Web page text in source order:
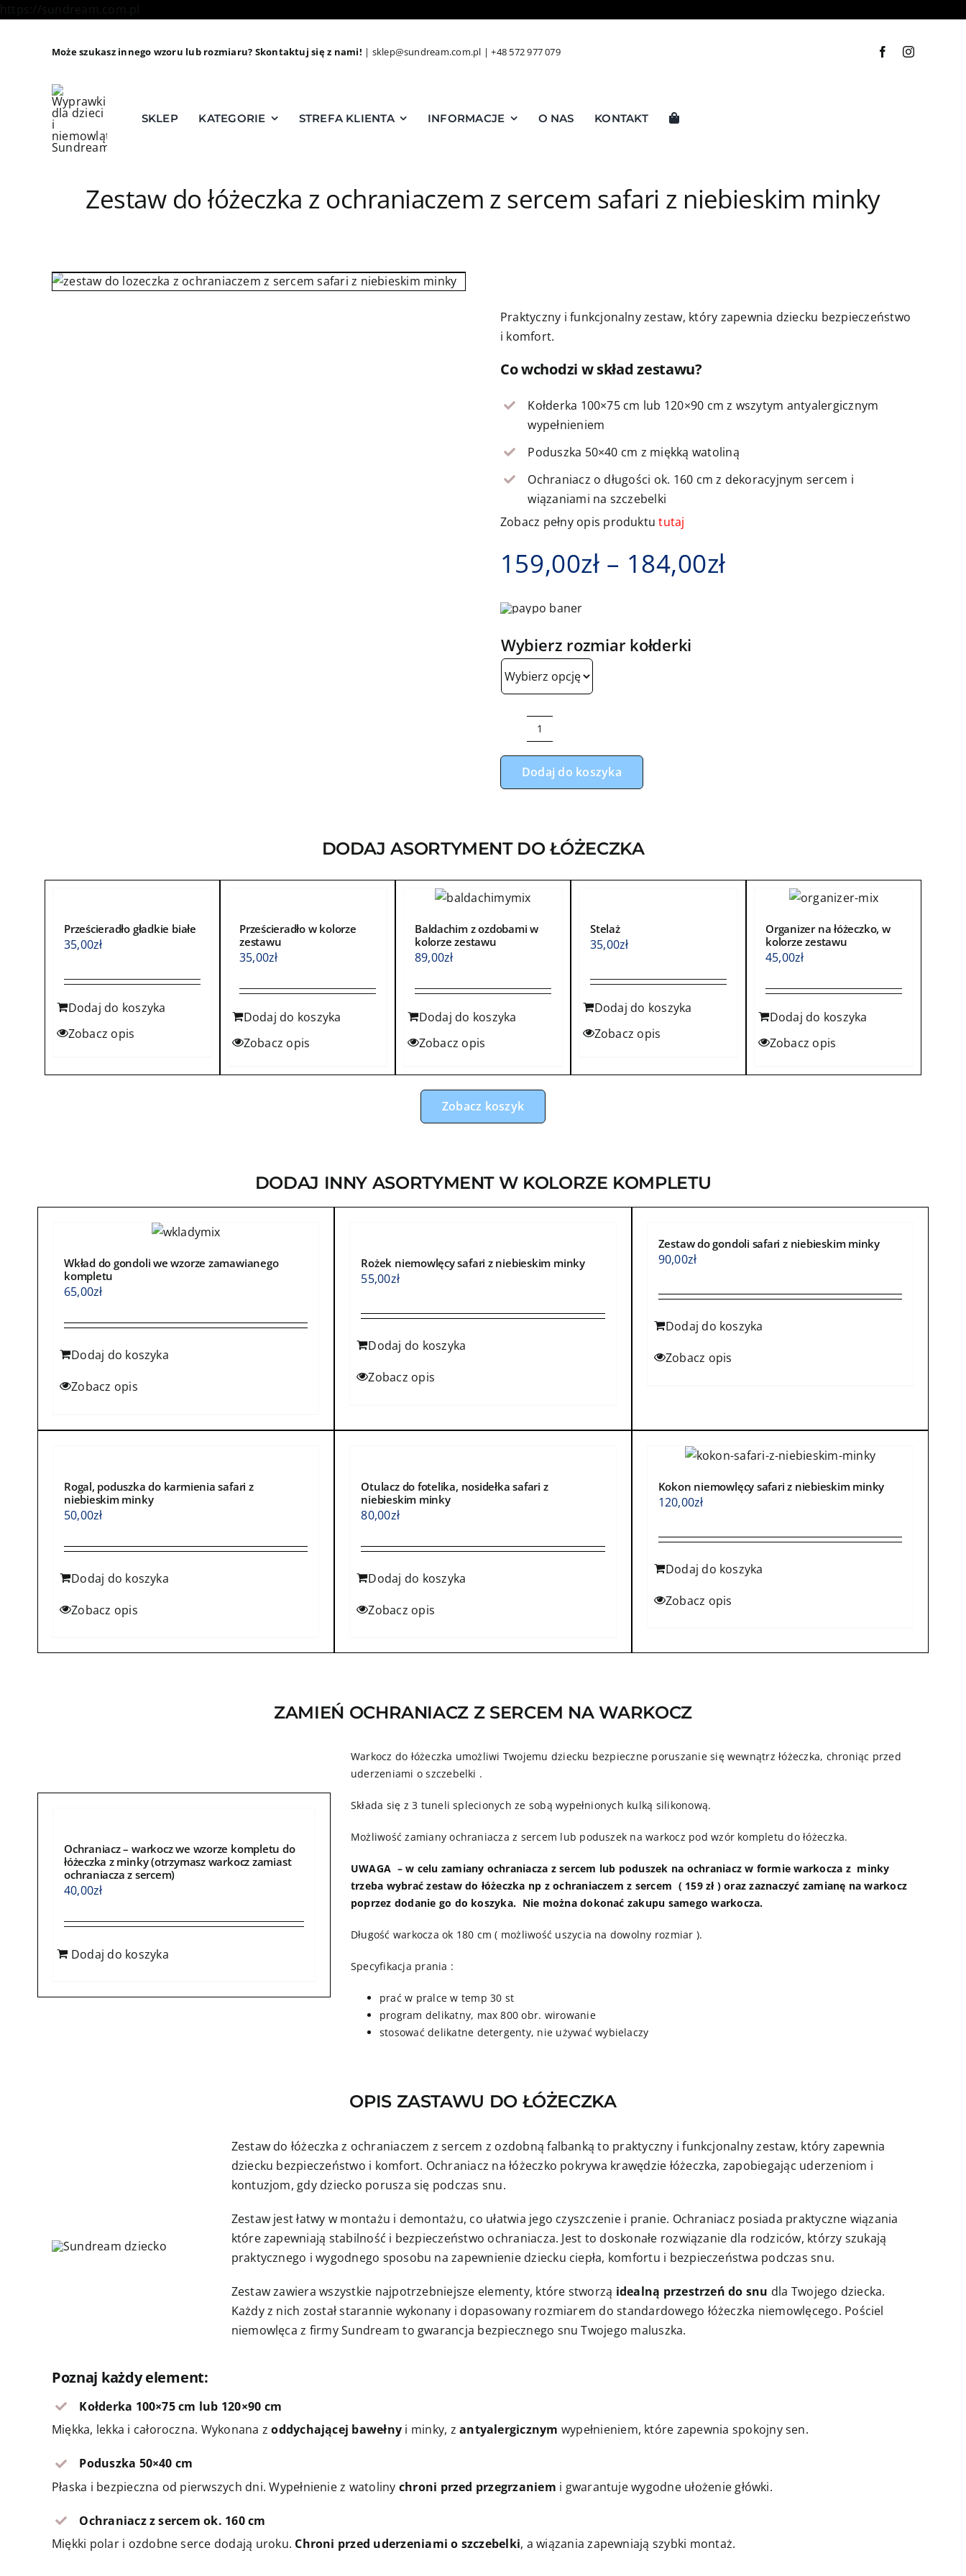
content
Może szukasz innego wzoru lub rozmiaru? Skontaktuj się z nami! | sklep@sundream.com.pl |+48 572 977 079
SKLEP KATEGORIE STREFA KLIENTA INFORMACJE O NAS KONTAKT
Zestaw do łóżeczka z ochraniaczem z sercem safari z niebieskim minky
Praktyczny i funkcjonalny zestaw, który zapewnia dziecku bezpieczeństwo
i komfort.
Co wchodzi w skład zestawu?
Kołderka 100×75 cm lub 120×90 cm z wszytym antyalergicznym
wypełnieniem
Poduszka 50×40 cm z miękką watoliną
Ochraniacz o długości ok. 160 cm z dekoracyjnym sercem i
wiązaniami na szczebelki
Zobacz pełny opis produktututaj
159,00zł – 184,00złZakres
Wybierz rozmiar kołderki
ilość
Zestaw
do
ochraniaczem
z
niebieskim
Dodaj do koszyka
DODAJ ASORTYMENT DO ŁÓŻECZKA
Prześcieradło gładkie białe
35,00zł
Dodaj do koszyka
Zobacz opis
Prześcieradło w kolorze
zestawu
35,00zł
Dodaj do koszyka
Zobacz opis
Baldachim z ozdobami w
kolorze zestawu
89,00zł
Dodaj do koszyka
Zobacz opis
Stelaż
35,00zł
Dodaj do koszyka
Zobacz opis
Organizer na łóżeczko, w
kolorze zestawu
45,00zł
Dodaj do koszyka
Zobacz opis
Zobacz koszyk
DODAJ INNY ASORTYMENT W KOLORZE KOMPLETU
Wkład do gondoli we wzorze zamawianego
kompletu
65,00zł
Dodaj do koszyka
Zobacz opis
Rożek niemowlęcy safari z niebieskim minky
55,00zł
Dodaj do koszyka
Zobacz opis
Zestaw do gondoli safari z niebieskim minky
90,00zł
Dodaj do koszyka
Zobacz opis
Rogal, poduszka do karmienia safari z
niebieskim minky
50,00zł
Dodaj do koszyka
Zobacz opis
Otulacz do fotelika, nosidełka safari z
niebieskim minky
80,00zł
Dodaj do koszyka
Zobacz opis
Kokon niemowlęcy safari z niebieskim minky
120,00zł
Dodaj do koszyka
Zobacz opis
ZAMIEŃ OCHRANIACZ Z SERCEM NA WARKOCZ
Ochraniacz – warkocz we wzorze kompletu do
łóżeczka z minky (otrzymasz warkocz zamiast
ochraniacza z sercem)
40,00zł
Dodaj do koszyka
Warkocz do łóżeczka umożliwi Twojemu dziecku bezpieczne poruszanie się wewnątrz łóżeczka, chroniąc przed
uderzeniami o szczebelki .
Składa się z 3 tuneli splecionych ze sobą wypełnionych kulką silikonową.
Możliwość zamiany ochraniacza z sercem lub poduszek na warkocz pod wzór kompletu do łóżeczka.
UWAGA – w celu zamiany ochraniacza z sercem lub poduszek na ochraniacz w formie warkocza z minky
trzeba wybrać zestaw do łóżeczka np z ochraniaczem z sercem ( 159 zł ) oraz zaznaczyć zamianę na warkocz
poprzez dodanie go do koszyka. Nie można dokonać zakupu samego warkocza.
Długość warkocza ok 180 cm ( możliwość uszycia na dowolny rozmiar ).
Specyfikacja prania :
prać w pralce w temp 30 st
program delikatny, max 800 obr. wirowanie
stosować delikatne detergenty, nie używać wybielaczy
OPIS ZASTAWU DO ŁÓŻECZKA
Zestaw do łóżeczka z ochraniaczem z sercem z ozdobną falbanką to praktyczny i funkcjonalny zestaw, który zapewnia
dziecku bezpieczeństwo i komfort. Ochraniacz na łóżeczko pokrywa krawędzie łóżeczka, zapobiegając uderzeniom i
kontuzjom, gdy dziecko porusza się podczas snu.
Zestaw jest łatwy w montażu i demontażu, co ułatwia jego czyszczenie i pranie. Ochraniacz posiada praktyczne wiązania
które zapewniają stabilność i bezpieczeństwo ochraniacza. Jest to doskonałe rozwiązanie dla rodziców, którzy szukają
praktycznego i wygodnego sposobu na zapewnienie dziecku ciepła, komfortu i bezpieczeństwa podczas snu.
Zestaw zawiera wszystkie najpotrzebniejsze elementy, które stworzą idealną przestrzeń do snu dla Twojego dziecka.
Każdy z nich został starannie wykonany i dopasowany rozmiarem do standardowego łóżeczka niemowlęcego. Pościel
niemowlęca z firmy Sundream to gwarancja bezpiecznego snu Twojego maluszka.
Poznaj każdy element:
Kołderka 100×75 cm lub 120×90 cm
Miękka, lekka i całoroczna. Wykonana zoddychającej bawełny i minky, zantyalergicznym wypełnieniem, które zapewnia spokojny sen.
Poduszka 50×40 cm
Płaska i bezpieczna od pierwszych dni. Wypełnienie z watoliny chroni przed przegrzaniem i gwarantuje wygodne ułożenie główki.
Ochraniacz z sercem ok. 160 cm
Miękki polar i ozdobne serce dodają uroku. Chroni przed uderzeniami o szczebelki, a wiązania zapewniają szybki montaż.